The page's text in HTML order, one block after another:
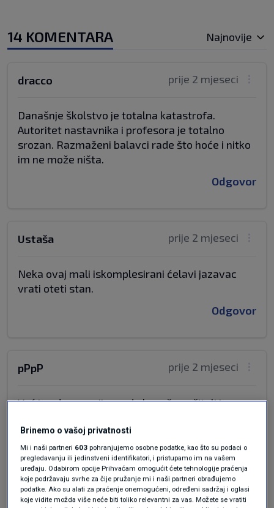
14 KOMENTARA Najnovije
prije 2 mjeseci
dracco
Današnje školstvo je totalna katastrofa.
Autoritet nastavnika i profesora je totalno
srozan. Razmaženi balavci rade što hoće i nitko
im ne može ništa.
Odgovor
prije 2 mjeseci
Ustaša
Neka ovaj mali iskomplesirani ćelavi jazavac
vrati oteti stan.
Odgovor
prije 2 mjeseci
pPpP
Već je odavna vrijeme da konačno učitelj i
jel´da?
Zapravo, već je odavna vrijeme da konačno
učitelj i nastavnik tuži privatno što školu, što
roditelje "uzornih" učenika.
Brinemo o vašoj privatnosti
Mi i naši partneri 603 pohranjujemo osobne podatke, kao što su podaci o
pregledavanju ili jedinstveni identifikatori, i pristupamo im na vašem
uređaju. Odabirom opcije Prihvaćam omogućit ćete tehnologije praćenja
koje podržavaju svrhe za čije pružanje mi i naši partneri obrađujemo
podatke. Ako su alati za praćenje onemogućeni, određeni sadržaj i oglasi
koje vidite možda više neće biti toliko relevantni za vas. Možete se vratiti